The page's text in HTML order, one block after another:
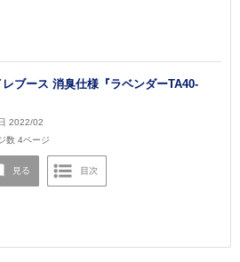
レブース 消臭仕様『ラベンダーTA40-
2022/02
数 4ページ